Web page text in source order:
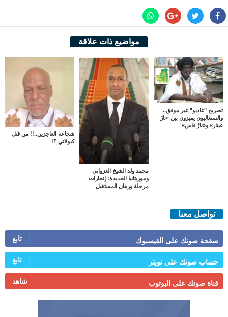
مواضيع ذات علاقة
تصريح "غاديو" غير موفق..
والسنغاليون يميزون بين «نارْ
غينار» و«نارْ فاس»
محمد ولد الشيخ الغزواني
وموريتانيا الجديدة: إنجازات
مرحلة ورهان المستقبل
شجاعة العاجزين..!! من قتل
كبولاني ؟!
تواصل معنا
صفحة صوتك على الفيسبوك تابع
حساب صوتك على تويتر تابع
قناة صوتك على اليوتوب شاهد